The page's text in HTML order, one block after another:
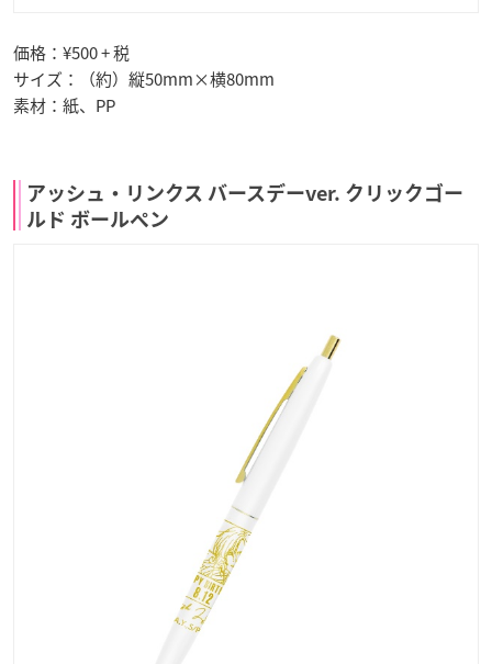
価格：¥500 + 税
サイズ：（約）縦50mm×横80mm
素材：紙、PP
アッシュ・リンクス バースデーver. クリックゴー
ルド ボールペン